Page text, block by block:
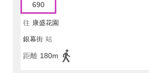
690
往 康盛花園
銀幕街 站
距離 180m